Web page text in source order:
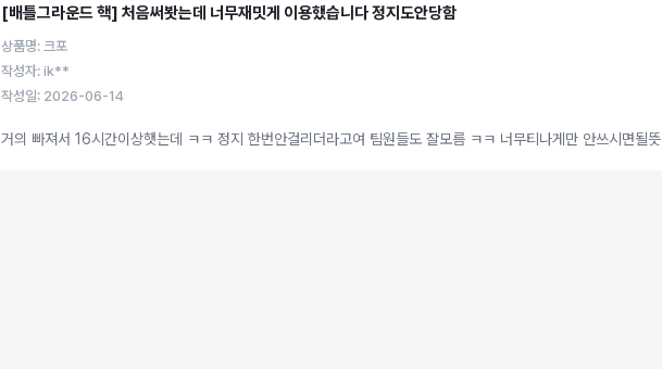
[배틀그라운드 핵] 처음써봣는데 너무재밋게 이용했습니다 정지도안당함
상품명: 크포
작성자: ik**
작성일: 2026-06-14
거의 빠져서 16시간이상햇는데 ㅋㅋ 정지 한번안걸리더라고여 팀원들도 잘모름 ㅋㅋ 너무티나게만 안쓰시면될뜻